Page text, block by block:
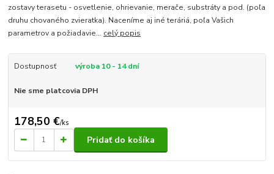
zostavy terasetu - osvetlenie, ohrievanie, merače, substráty a pod. (poľa
druhu chovaného zvieratka). Naceníme aj iné teráriá, poľa Vašich
parametrov a požiadavie... celý popis
Dostupnosť výroba 10 - 14 dní
Nie sme platcovia DPH
178,50 €/ks
Pridať do košíka